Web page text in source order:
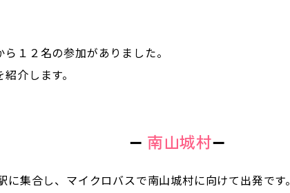
１２名の参加がありました。
介します。
➖ 南山城村➖
に集合し、マイクロバスで南山城村に向けて出発です。